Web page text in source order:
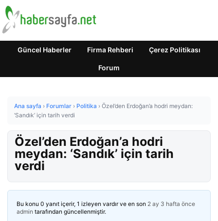
Güncel Haberler Firma Rehberi Çerez Politikası
Forum
Ana sayfa › Forumlar › Politika › Özel’den Erdoğan’a hodri meydan:
‘Sandık’ için tarih verdi
Özel’den Erdoğan’a hodri
meydan: ‘Sandık’ için tarih
verdi
Bu konu 0 yanıt içerir, 1 izleyen vardır ve en son 2 ay 3 hafta önce
admin tarafından güncellenmiştir.